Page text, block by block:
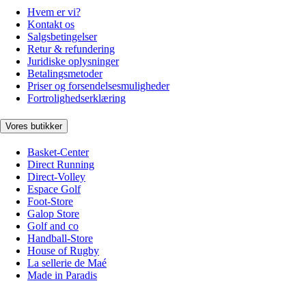
Hvem er vi?
Kontakt os
Salgsbetingelser
Retur & refundering
Juridiske oplysninger
Betalingsmetoder
Priser og forsendelsesmuligheder
Fortrolighedserklæring
Vores butikker
Basket-Center
Direct Running
Direct-Volley
Espace Golf
Foot-Store
Galop Store
Golf and co
Handball-Store
House of Rugby
La sellerie de Maé
Made in Paradis